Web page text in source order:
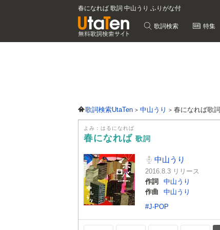
春になれば 歌詞 中山うり ふりがな付
歌詞検索 特集
歌詞検索UtaTen 中山うり 春になれば歌詞
よみ：はるになれば
春になれば 歌詞
中山うり
2016.8.3 リリース
作詞
中山うり
作曲
中山うり
#J-POP